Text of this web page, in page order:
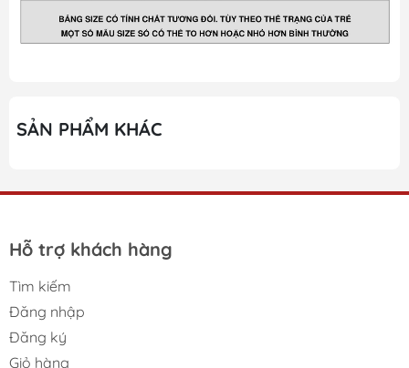
SẢN PHẨM KHÁC
Hỗ trợ khách hàng
Tìm kiếm
Đăng nhập
Đăng ký
Giỏ hàng